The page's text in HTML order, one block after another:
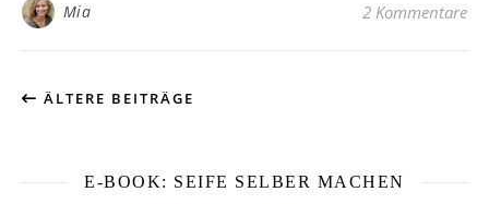
Mia 2 Kommentare
ÄLTERE BEITRÄGE
E-BOOK: SEIFE SELBER MACHEN